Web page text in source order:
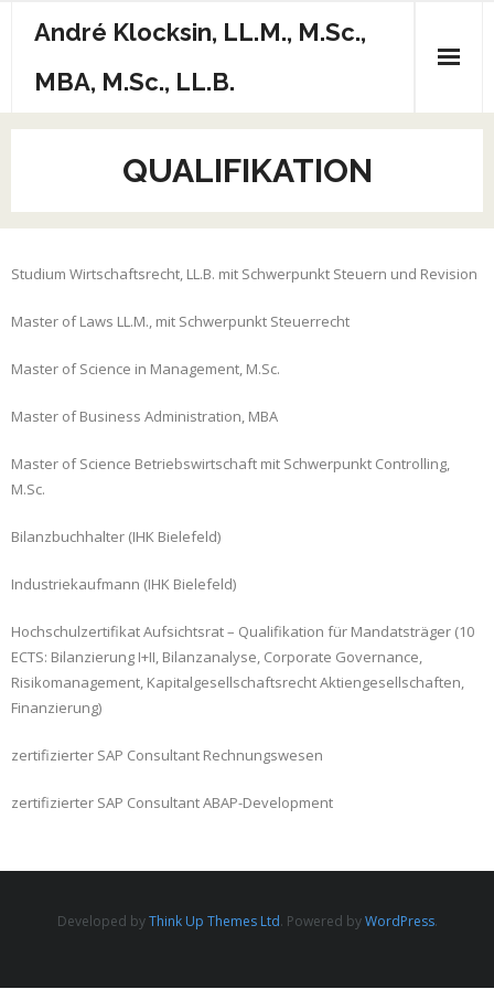
André Klocksin, LL.M., M.Sc.,
MBA, M.Sc., LL.B.
QUALIFIKATION
Studium Wirtschaftsrecht, LL.B. mit Schwerpunkt Steuern und Revision
Master of Laws LL.M., mit Schwerpunkt Steuerrecht
Master of Science in Management, M.Sc.
Master of Business Administration, MBA
Master of Science Betriebswirtschaft mit Schwerpunkt Controlling,
M.Sc.
Bilanzbuchhalter (IHK Bielefeld)
Industriekaufmann (IHK Bielefeld)
Hochschulzertifikat Aufsichtsrat – Qualifikation für Mandatsträger (10
ECTS: Bilanzierung I+II, Bilanzanalyse, Corporate Governance,
Risikomanagement, Kapitalgesellschaftsrecht Aktiengesellschaften,
Finanzierung)
zertifizierter SAP Consultant Rechnungswesen
zertifizierter SAP Consultant ABAP-Development
Developed byThink Up Themes Ltd. Powered byWordPress.